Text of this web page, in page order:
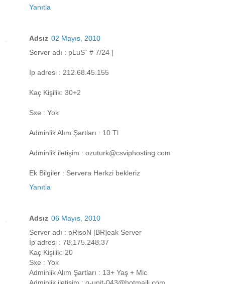
Yanıtla
Adsız 02 Mayıs, 2010
Server adı : pLuS` # 7/24 |
İp adresi : 212.68.45.155
Kaç Kişilik: 30+2
Sxe : Yok
Adminlik Alım Şartları : 10 Tl
Adminlik iletişim : ozuturk@csviphosting.com
Ek Bilgiler : Servera Herkzi bekleriz
Yanıtla
Adsız 06 Mayıs, 2010
Server adı : pRisoN [BR]eak Server
İp adresi : 78.175.248.37
Kaç Kişilik: 20
Sxe : Yok
Adminlik Alım Şartları : 13+ Yaş + Mic